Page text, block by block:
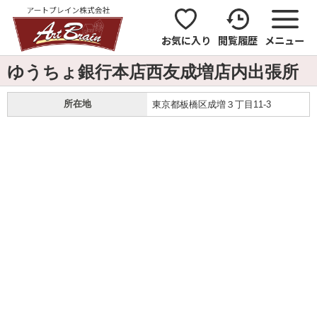
お気に入り 閲覧履歴 メニュー
ゆうちょ銀行本店西友成増店内出張所
所在地 東京都板橋区成増３丁目11-3